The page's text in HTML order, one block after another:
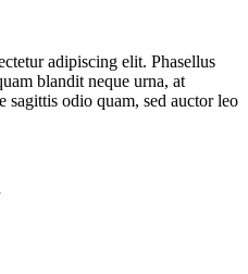
adipiscing elit. Phasellus
blandit neque urna, at
sagittis odio quam, sed auctor leo